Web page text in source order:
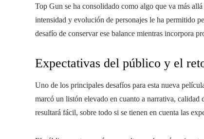
Top Gun se ha consolidado como algo que va más
intensidad y evolución de personajes le ha permitido
desafío de conservar ese balance mientras incorpora
Expectativas del público y el
Uno de los principales desafíos para esta nueva
marcó un listón elevado en cuanto a narrativa,
resultará fácil, sobre todo si se tienen en cuenta las